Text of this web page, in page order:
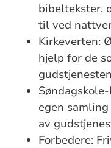
bibeltekster,
til ved
Kirkeverten:
hjelp for de
egen
av
Forbedere: